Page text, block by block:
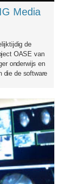
Media
de
OASE van
onderwijs en
die de software